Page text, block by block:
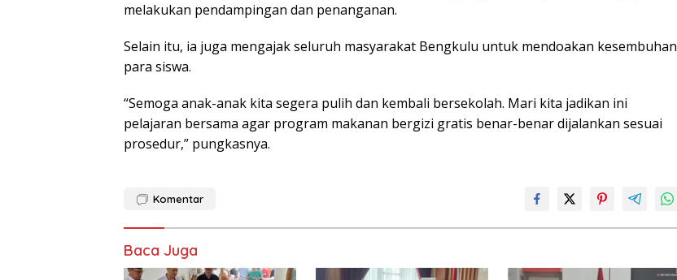
melakukan pendampingan dan penanganan.
Selain itu, ia juga mengajak seluruh masyarakat Bengkulu untuk mendoakan kesembuhan
para siswa.
“Semoga anak-anak kita segera pulih dan kembali bersekolah. Mari kita jadikan ini
pelajaran bersama agar program makanan bergizi gratis benar-benar dijalankan sesuai
prosedur,” pungkasnya.
Komentar
Baca Juga